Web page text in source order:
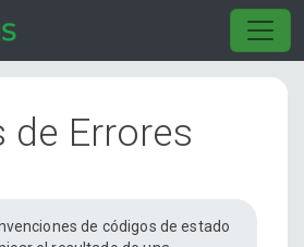
de Errores
de códigos de estado